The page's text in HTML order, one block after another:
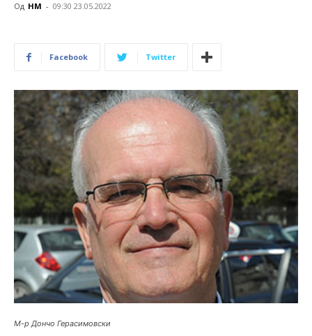
Од НМ - 09:30 23.05.2022
Facebook Twitter
М-р Дончо Герасимовски